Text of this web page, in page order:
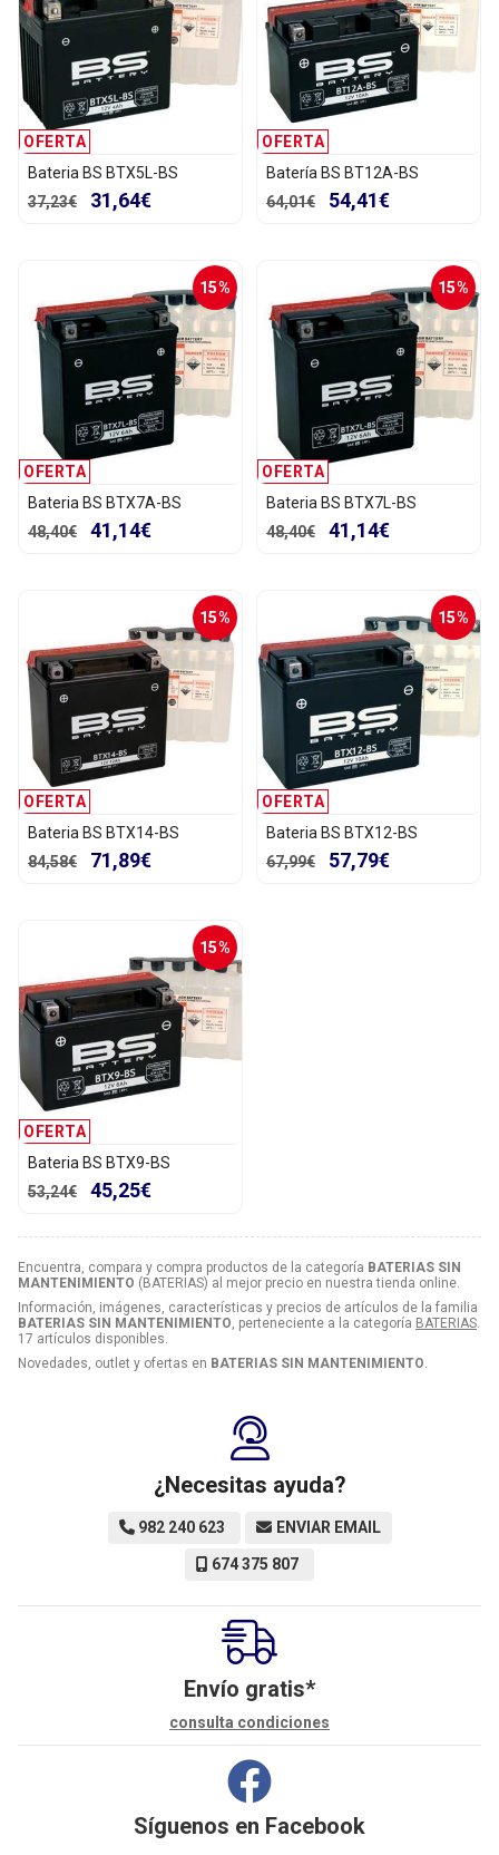
Encuentra, compara y compra productos de la categoría BATERIAS SIN
MANTENIMIENTO (BATERIAS) al mejor precio en nuestra tienda online.
Información, imágenes, características y precios de artículos de la familia
BATERIAS SIN MANTENIMIENTO, perteneciente a la categoría BATERIAS.
17 artículos disponibles.
Novedades, outlet y ofertas en BATERIAS SIN MANTENIMIENTO.
OFERTA
Bateria BS BTX5L-BS
37,23€
31,64€
OFERTA
Batería BS BT12A-BS
64,01€
54,41€
15%
OFERTA
Bateria BS BTX7A-BS
48,40€
41,14€
15%
OFERTA
Bateria BS BTX7L-BS
48,40€
41,14€
15%
OFERTA
Bateria BS BTX14-BS
84,58€
71,89€
15%
OFERTA
Bateria BS BTX12-BS
67,99€
57,79€
15%
OFERTA
Bateria BS BTX9-BS
53,24€
45,25€
¿Necesitas ayuda?
982 240 623 ENVIAR EMAIL
674 375 807
Envío gratis*
consulta condiciones
Síguenos en Facebook